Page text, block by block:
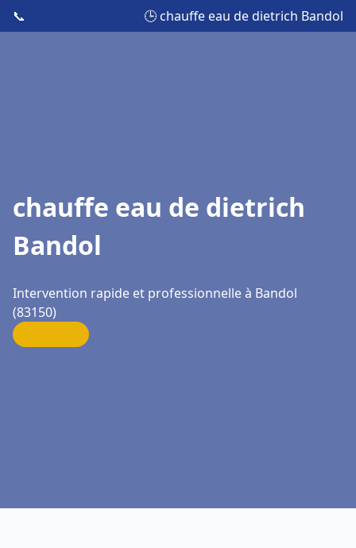
📞 🕒 chauffe eau de dietrich Bandol
chauffe eau de dietrich
Bandol
Intervention rapide et professionnelle à Bandol
(83150)